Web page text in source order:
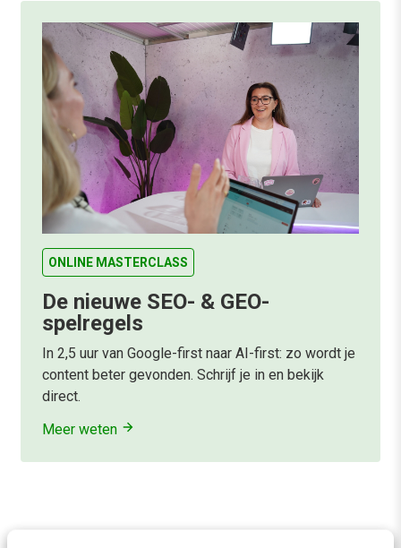
ONLINE MASTERCLASS
De nieuwe SEO- & GEO-
spelregels
In 2,5 uur van Google-first naar AI-first: zo wordt je
content beter gevonden. Schrijf je in en bekijk
direct.
Meer weten